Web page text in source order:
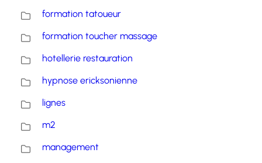
formation tatoueur
formation toucher massage
hotellerie restauration
hypnose ericksonienne
lignes
m2
management